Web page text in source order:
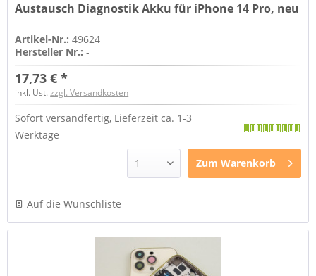
Austausch Diagnostik Akku für iPhone 14 Pro, neu
Artikel-Nr.:49624
Hersteller Nr.:-
17,73 € *
inkl. Ust.zzgl. Versandkosten
Sofort versandfertig, Lieferzeit ca. 1-3
Werktage
Zum Warenkorb
Auf die Wunschliste